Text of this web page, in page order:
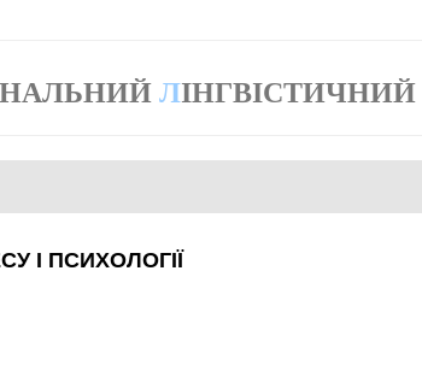
ЛІНГВІСТИЧНИЙ
І ПСИХОЛОГІЇ